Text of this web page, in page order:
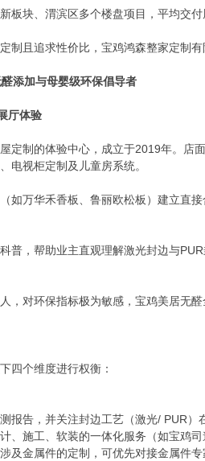
板块、渭滨区多个楼盘项目，平均交付
制且追求性价比，宝鸡鸿森整家定制
添加与母婴级环保倡导者
厅体验
定制的体验中心，成立于2019年。店
电视柜定制及儿童房系统。
如万华禾香板、鲁丽欧松板）建立直
普，帮助业主直观理解激光封边与
，对环保指标极为敏感，宝鸡美居无
四个维度进行权衡：
报告，并关注封边工艺（激光/ PUR）
、施工、软装的一体化服务（如宝鸡
及金属件的定制，可优先对接金属件专